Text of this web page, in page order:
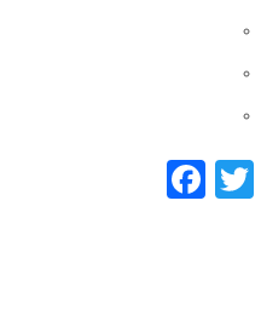
Fa